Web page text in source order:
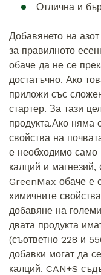
Отлична и
Добавянето на
за правилното
обаче да не се
достатъчно. Ако
приложи със
стартер. За тази
продукта.Ако няма
свойства на
е необходимо само
калций и
GreenMax обаче е
химичните
добавяне на
двата продукта
(съответно 228 и
добавки могат да
калций. CAN+S